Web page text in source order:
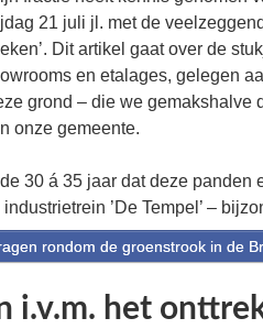
21 juli jl. met de
Dit artikel gaat over de
en etalages, gelegen
grond – die we gemakshalve
onze gemeente.
de 30 á 35 jaar dat deze
’De Tempel’ –
rondom de groenstrook in de
i.v.m. het